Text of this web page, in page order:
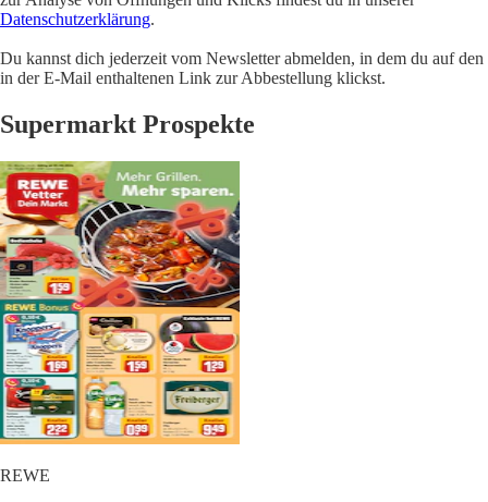
Datenschutzerklärung.
Du kannst dich jederzeit vom Newsletter abmelden, in dem du auf den
in der E-Mail enthaltenen Link zur Abbestellung klickst.
Supermarkt Prospekte
REWE